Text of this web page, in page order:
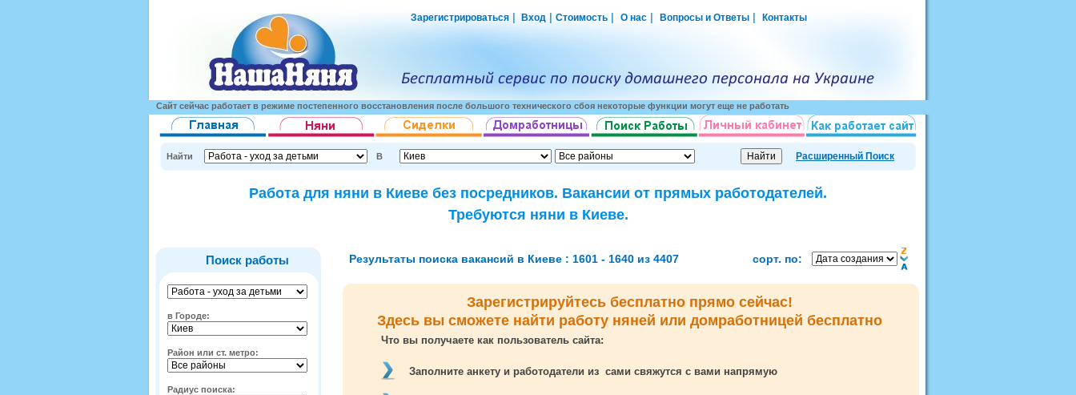
Зарегистрироваться Вход Стоимость О нас Вопросы и Ответы Контакты
Сайт сейчас работает в режиме постепенного восстановления после большого технического сбоя некоторые функции могут еще не работать
Найти В Расширенный Поиск
Работа для няни в Киеве без посредников. Вакансии от прямых работодателей.
Требуются няни в Киеве.
Поиск работы
в Городе:
Район или ст. метро:
Радиус поиска:
Результаты поиска вакансий в Киеве : 1601 - 1640 из 4407 сорт. по:
Зарегистрируйтесь бесплатно прямо сейчас!
Здесь вы сможете найти работу няней или домработницей бесплатно
Что вы получаете как пользователь сайта:
Заполните анкету и работодатели из сами свяжутся с вами напрямую